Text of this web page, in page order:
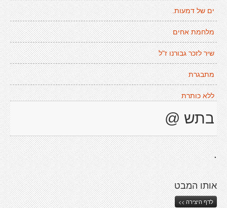
ים של דמעות.
מלחמת אחים
שיר לזכר גבורנו ז"ל
מתבגרת
ללא כותרת
בתש @
.
אותו המבט
לדף היצירה >>